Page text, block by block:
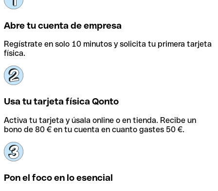
Abre tu cuenta de empresa
Regístrate en solo 10 minutos y solicita tu primera tarjeta
física.
Usa tu tarjeta física Qonto
Activa tu tarjeta y úsala online o en tienda. Recibe un
bono de 80 € en tu cuenta en cuanto gastes 50 €.
Pon el foco en lo esencial